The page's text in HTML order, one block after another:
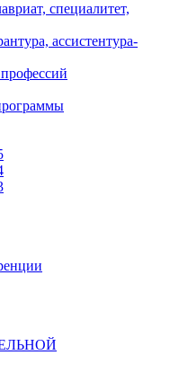
специалитет,
ассистентура-